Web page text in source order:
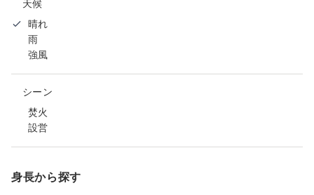
天候
晴れ
雨
強風
シーン
焚火
設営
身長から探す